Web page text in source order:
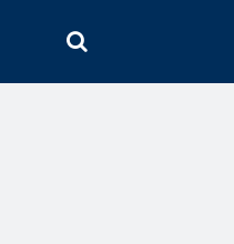
SEARCH